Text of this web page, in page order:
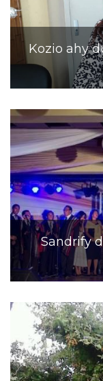
Kozio ahy
Sandrify